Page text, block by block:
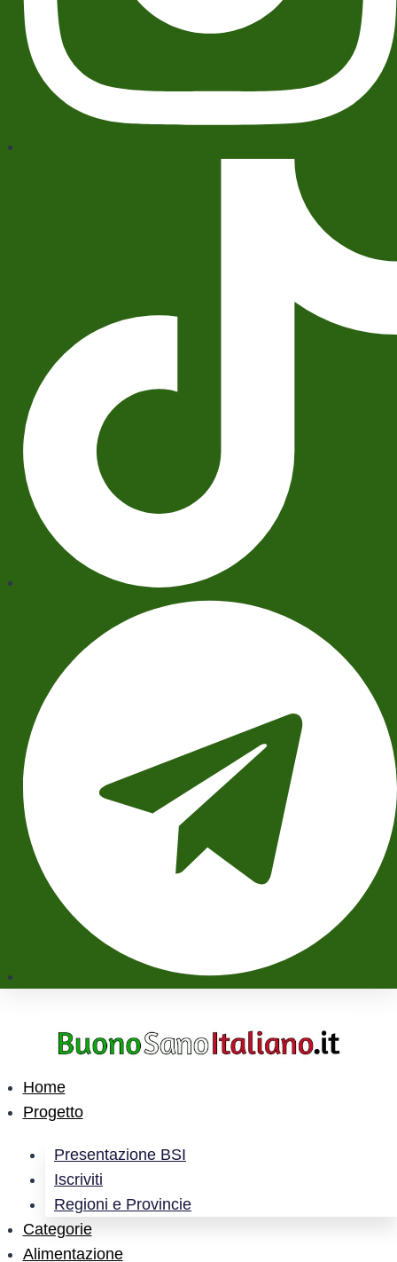
Home
Progetto
Presentazione BSI
Iscriviti
Regioni e Provincie
Categorie
Alimentazione